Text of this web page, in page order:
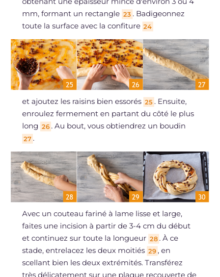
mm, formant un rectangle 23 . Badigeonnez
toute la surface avec la confiture 24
et ajoutez les raisins bien essorés 25 . Ensuite,
enroulez fermement en partant du côté le plus
long 26 . Au bout, vous obtiendrez un boudin
27 .
Avec un couteau fariné à lame lisse et large,
faites une incision à partir de 3-4 cm du début
et continuez sur toute la longueur 28 . À ce
stade, entrelacez les deux moitiés 29 , en
scellant bien les deux extrémités. Transférez
très délicatement sur une plaque recouverte de